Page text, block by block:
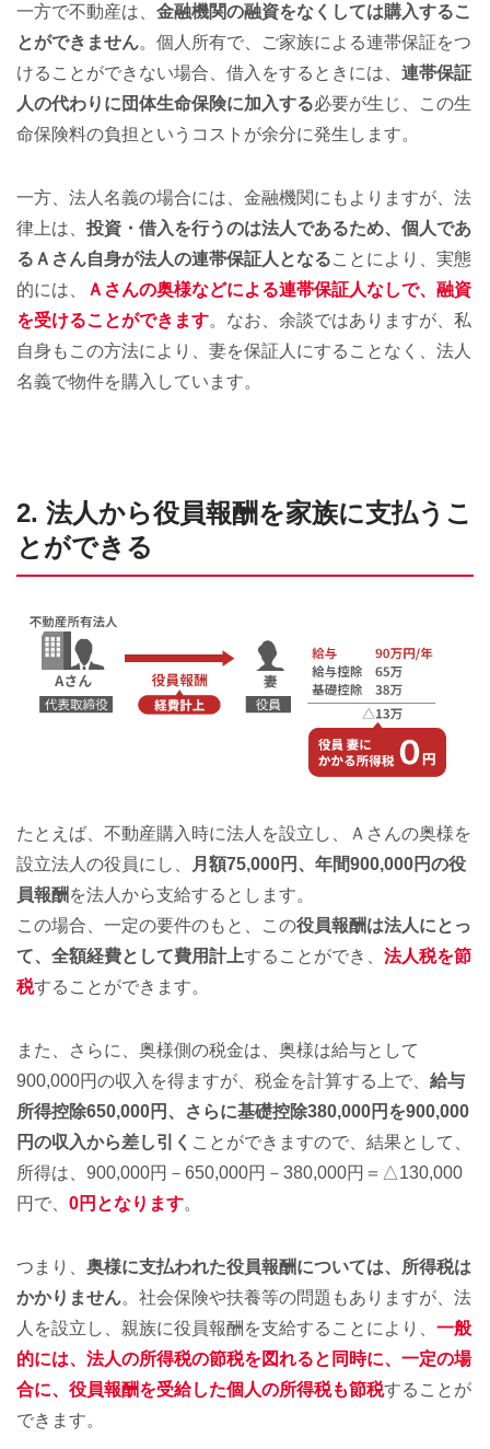
一方で不動産は、 金融機関の融資をなくしては購入するこ
とができません。個人所有で、ご家族による連帯保証をつ
けることができない場合、借入をするときには、 連帯保証
人の代わりに団体生命保険に加入する必要が生じ、この生
命保険料の負担というコストが余分に発生します。
一方、法人名義の場合には、金融機関にもよりますが、法
律上は、 投資・借入を行うのは法人であるため、個人であ
るＡさん自身が法人の連帯保証人となることにより、実態
的には、
Ａさんの奥様などによる連帯保証人なしで、融資
を受けることができます。なお、余談ではありますが、私
自身もこの方法により、妻を保証人にすることなく、法人
名義で物件を購入しています。
2. 法人から役員報酬を家族に支払うこ
とができる
たとえば、不動産購入時に法人を設立し、Ａさんの奥様を
設立法人の役員にし、
月額75,000円、年間900,000円の役
員報酬 を法人から支給するとします。
この場合、一定の要件のもと、この役員報酬は法人にとっ
て、全額経費として費用計上することができ、 法人税を節
税することができます。
また、さらに、奥様側の税金は、奥様は給与として
900,000円の収入を得ますが、税金を計算する上で、 給与
所得控除650,000円、さらに基礎控除380,000円を900,000
円の収入から差し引く ことができますので、結果として、
所得は、900,000円－650,000円－380,000円＝△130,000
円で、 0円となります。
つまり、 奥様に支払われた役員報酬については、所得税は
かかりません。社会保険や扶養等の問題もありますが、法
人を設立し、親族に役員報酬を支給することにより、 一般
的には、法人の所得税の節税を図れると同時に、一定の場
合に、役員報酬を受給した個人の所得税も節税することが
できます。